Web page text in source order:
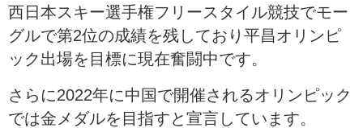
西日本スキー選手権フリースタイル競技でモー
グルで第2位の成績を残しており平昌オリンピ
ック出場を目標に現在奮闘中です。
さらに2022年に中国で開催されるオリンピック
では金メダルを目指すと宣言しています。